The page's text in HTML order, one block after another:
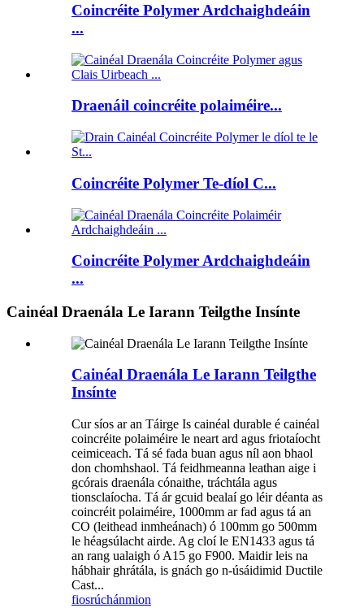
Coincréite Polymer Ardchaighdeáin
...
Draenáil coincréite polaiméire...
Coincréite Polymer Te-díol C...
Coincréite Polymer Ardchaighdeáin
...
Cainéal Draenála Le Iarann ​​Teilgthe Insínte
Cainéal Draenála Le Iarann ​​Teilgthe
Insínte
Cur síos ar an Táirge Is cainéal durable é cainéal
coincréite polaiméire le neart ard agus friotaíocht
ceimiceach. Tá sé fada buan agus níl aon bhaol
don chomhshaol. Tá feidhmeanna leathan aige i
gcórais draenála cónaithe, tráchtála agus
tionsclaíocha. Tá ár gcuid bealaí go léir déanta as
coincréit polaiméire, 1000mm ar fad agus tá an
CO (leithead inmheánach) ó 100mm go 500mm
le héagsúlacht airde. Ag cloí le EN1433 agus tá
an rang ualaigh ó A15 go F900. Maidir leis na
hábhair ghrátála, is gnách go n-úsáidimid Ductile
Cast...
fiosrúchánmion